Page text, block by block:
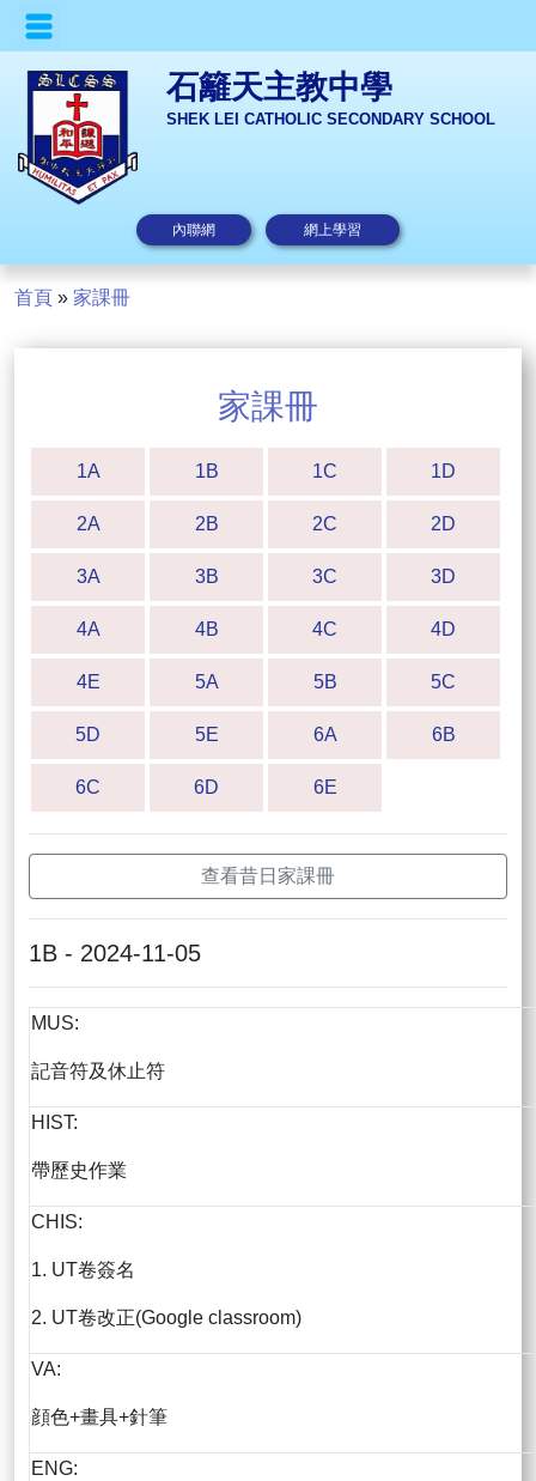
石籬天主教中學
SHEK LEI CATHOLIC SECONDARY SCHOOL
內聯網 網上學習
首頁 » 家課冊
家課冊
1A 1B 1C 1D
2A 2B 2C 2D
3A 3B 3C 3D
4A 4B 4C 4D
4E 5A 5B 5C
5D 5E 6A 6B
6C 6D 6E
查看昔日家課冊
1B - 2024-11-05
MUS:
記音符及休止符
HIST:
帶歷史作業
CHIS:
1. UT卷簽名
2. UT卷改正(Google classroom)
VA:
顔色+畫具+針筆
ENG: